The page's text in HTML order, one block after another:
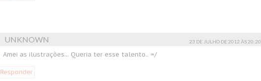
UNKNOWN 23 DE JULHO DE 2012 ÀS 20:20
Amei as ilustrações... Queria ter esse talento.. =/
Responder